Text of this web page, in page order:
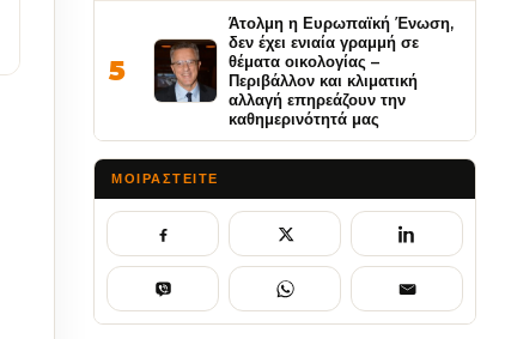
5
Άτολμη η Ευρωπαϊκή Ένωση,
δεν έχει ενιαία γραμμή σε
θέματα οικολογίας –
Περιβάλλον και κλιματική
αλλαγή επηρεάζουν την
καθημερινότητά μας
ΜΟΙΡΑΣΤΕΊΤΕ